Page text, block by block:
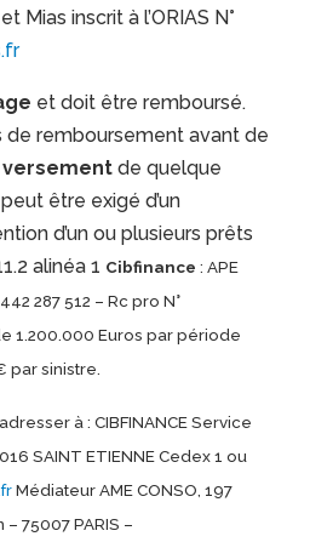
Mias inscrit à l’ORIAS N°
et doit être remboursé.
de remboursement avant de
versement de quelque
être exigé d’un
d’un ou plusieurs prêts
alinéa 1 Cibfinance: APE
287 512 – Rc pro N°
1.200.000 Euros par période
par sinistre.
à : CIBFINANCE Service
SAINT ETIENNE Cedex 1 ou
Médiateur AME CONSO, 197
75007 PARIS –